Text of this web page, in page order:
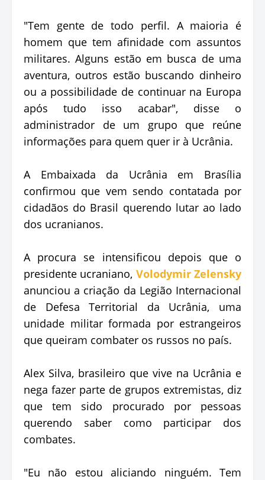
"Tem gente de todo perfil. A maioria é
homem que tem afinidade com assuntos
militares. Alguns estão em busca de uma
aventura, outros estão buscando dinheiro
ou a possibilidade de continuar na Europa
após tudo isso acabar", disse o
administrador de um grupo que reúne
informações para quem quer ir à Ucrânia.⁠
A Embaixada da Ucrânia em Brasília
confirmou que vem sendo contatada por
cidadãos do Brasil querendo lutar ao lado
dos ucranianos.⁠
A procura se intensificou depois que o
presidente ucraniano, Volodymir Zelensky
anunciou a criação da Legião Internacional
de Defesa Territorial da Ucrânia, uma
unidade militar formada por estrangeiros
que queiram combater os russos no país.⁠
Alex Silva, brasileiro que vive na Ucrânia e
nega fazer parte de grupos extremistas, diz
que tem sido procurado por pessoas
querendo saber como participar dos
combates.⁠
"Eu não estou aliciando ninguém. Tem